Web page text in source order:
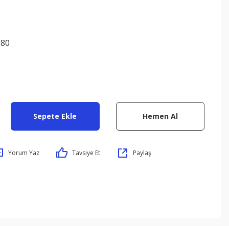
Sepete Ekle Hemen Al
Yorum Yaz Tavsiye Et Paylaş